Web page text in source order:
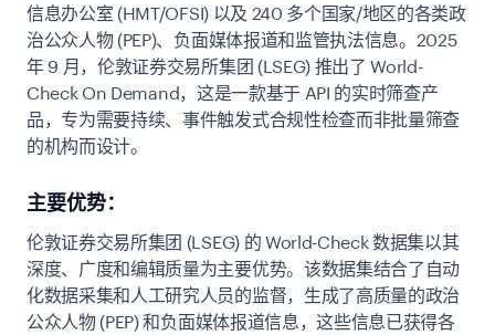
信息办公室 (HMT/OFSI) 以及 240 多个国家/地区的各类政
治公众人物 (PEP)、负面媒体报道和监管执法信息。2025
年 9 月，伦敦证券交易所集团 (LSEG) 推出了 World-
Check On Demand，这是一款基于 API 的实时筛查产
品，专为需要持续、事件触发式合规性检查而非批量筛查
的机构而设计。
主要优势：
伦敦证券交易所集团 (LSEG) 的 World-Check 数据集以其
深度、广度和编辑质量为主要优势。该数据集结合了自动
化数据采集和人工研究人员的监督，生成了高质量的政治
公众人物 (PEP) 和负面媒体报道信息，这些信息已获得各